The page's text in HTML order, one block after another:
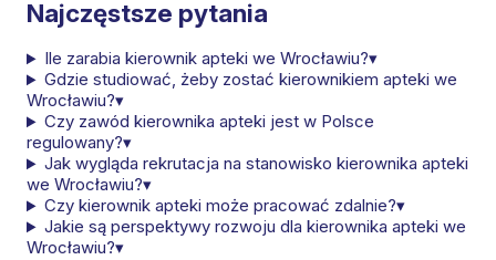
Najczęstsze pytania
Ile zarabia kierownik apteki we Wrocławiu?▾
Gdzie studiować, żeby zostać kierownikiem apteki we
Wrocławiu?▾
Czy zawód kierownika apteki jest w Polsce
regulowany?▾
Jak wygląda rekrutacja na stanowisko kierownika apteki
we Wrocławiu?▾
Czy kierownik apteki może pracować zdalnie?▾
Jakie są perspektywy rozwoju dla kierownika apteki we
Wrocławiu?▾